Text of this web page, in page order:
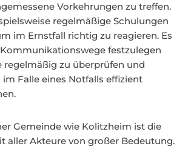
Vorkehrungen zu treffen.
regelmäßige Schulungen
im Ernstfall richtig zu reagieren. Es
festzulegen
regelmäßig zu überprüfen und
im Falle eines Notfalls effizient
Gemeinde wie Kolitzheim ist die
aller Akteure von großer Bedeutung.